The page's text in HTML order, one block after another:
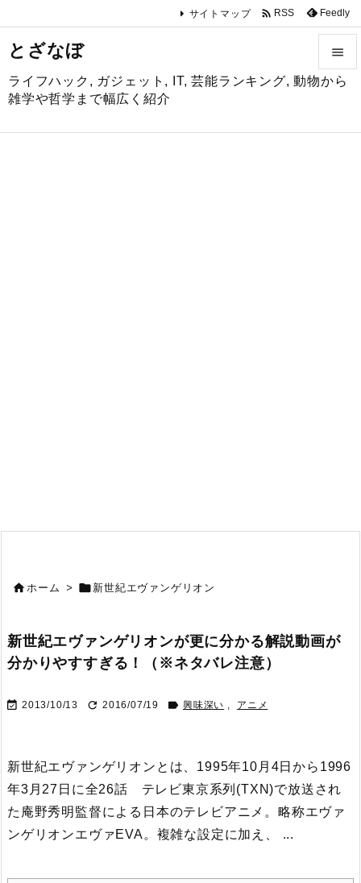
とざなぼ
ライフハック, ガジェット, IT, 芸能ランキング, 動物から
雑学や哲学まで幅広く紹介



サイトマップ  RSS Feedly
ホーム >  新世紀エヴァンゲリオン
新世紀エヴァンゲリオンが更に分かる解説動画が
分かりやすすぎる！（※ネタバレ注意）
 2013/10/13  2016/07/19  興味深い , アニメ
新世紀エヴァンゲリオンとは、1995年10月4日から1996
年3月27日に全26話 テレビ東京系列(TXN)で放送され
た庵野秀明監督による日本のテレビアニメ。 略称エヴァ
ンゲリオンエヴァEVA。 複雑な設定に加え、 ...